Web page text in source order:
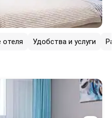
отеля Удобства и услуги